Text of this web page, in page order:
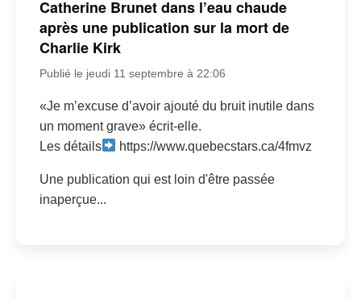
Catherine Brunet dans l’eau chaude
après une publication sur la mort de
Charlie Kirk
Publié le jeudi 11 septembre à 22:06
«Je m’excuse d’avoir ajouté du bruit inutile dans
un moment grave» écrit-elle.
Les détails
https://www.quebecstars.ca/4fmvz
Une publication qui est loin d'être passée
inaperçue...